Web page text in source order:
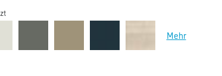
Mehr